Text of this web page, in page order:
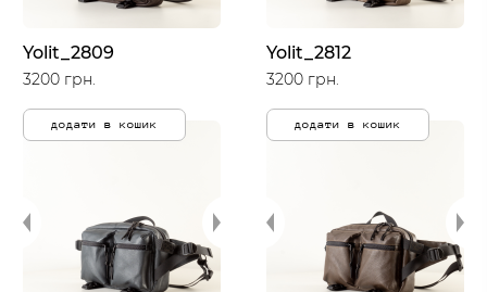
Yolit_2809
3200 грн.
додати в кошик
Yolit_2812
3200 грн.
додати в кошик